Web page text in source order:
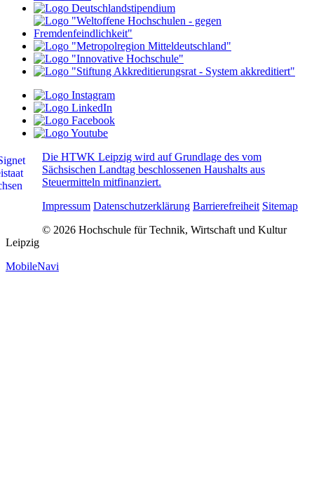
Die HTWK Leipzig wird auf Grundlage des vom
Sächsischen Landtag beschlossenen Haushalts aus
Steuermitteln mitfinanziert.
Impressum Datenschutzerklärung Barrierefreiheit Sitemap
© 2026 Hochschule für Technik, Wirtschaft und Kultur
Leipzig
MobileNavi